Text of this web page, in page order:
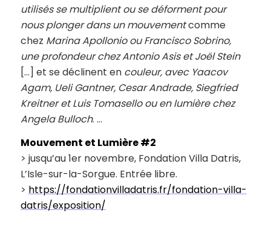
utilisés se multiplient ou se déforment pour
nous plonger dans un mouvementcomme
chez Marina Apollonio ou Francisco Sobrino,
une profondeur chez Antonio Asis et Joël Stein
[…] et se déclinent en couleur, avec Yaacov
Agam, Ueli Gantner, Cesar Andrade, Siegfried
Kreitner et Luis Tomasello ou en lumière chez
Angela Bulloch. …
Mouvement et Lumière #2
> jusqu’au 1er novembre, Fondation Villa Datris,
L’Isle-sur-la-Sorgue. Entrée libre.
> https://fondationvilladatris.fr/fondation-villa-
datris/exposition/